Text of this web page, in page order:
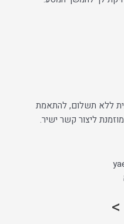
ללא תשלום, להתאמת
ליצור קשר ישיר.